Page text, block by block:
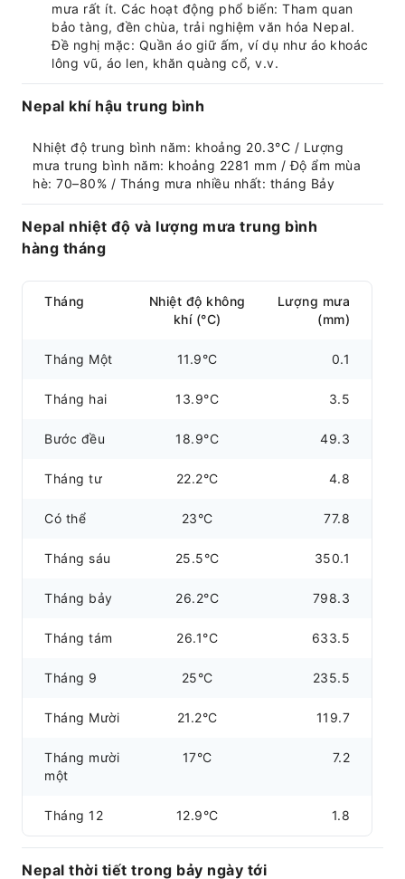
mưa rất ít. Các hoạt động phổ biến: Tham quan
bảo tàng, đền chùa, trải nghiệm văn hóa Nepal.
Đề nghị mặc: Quần áo giữ ấm, ví dụ như áo khoác
lông vũ, áo len, khăn quàng cổ, v.v.
Nepal khí hậu trung bình
Nhiệt độ trung bình năm: khoảng 20.3°C / Lượng
mưa trung bình năm: khoảng 2281 mm / Độ ẩm mùa
hè: 70–80% / Tháng mưa nhiều nhất: tháng Bảy
Nepal nhiệt độ và lượng mưa trung bình
hàng tháng
Tháng
Nhiệt độ không
khí (°C)
Lượng mưa
(mm)
Tháng Một 11.9°C 0.1
Tháng hai 13.9°C 3.5
Bước đều 18.9°C 49.3
Tháng tư 22.2°C 4.8
Có thể 23°C 77.8
Tháng sáu 25.5°C 350.1
Tháng bảy 26.2°C 798.3
Tháng tám 26.1°C 633.5
Tháng 9 25°C 235.5
Tháng Mười 21.2°C 119.7
Tháng mười
một
17°C 7.2
Tháng 12 12.9°C 1.8
Nepal thời tiết trong bảy ngày tới